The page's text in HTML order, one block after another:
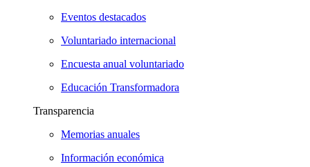
Eventos destacados
Voluntariado internacional
Encuesta anual voluntariado
Educación Transformadora
Transparencia
Memorias anuales
Información económica